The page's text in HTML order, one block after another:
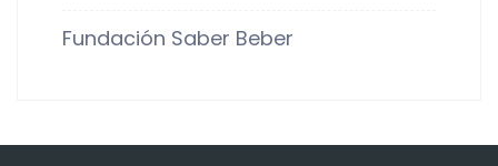
Fundación Saber Beber